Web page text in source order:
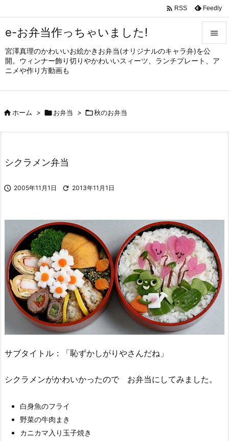
e-お弁当作っちゃいました!
宮澤真理のかわいいお絵かきお弁当(オリジナルのキャラ弁)を公
開。ウィンナー飾り切りやかわいいスィーツ、ランチプレート、ア
ニメや作り方動画も


メニュ
サイド

 RSS Feedly
ホーム > お弁当 > 秋のお弁当
シクラメン弁当
 2005年11月1日  2013年11月1日
サブタイトル：「恥ずかしがりやさんだね」
シクラメンがかわいかったので お弁当にしてみました。
白身魚のフライ
野菜の牛肉まき
カニカマ入り玉子焼き